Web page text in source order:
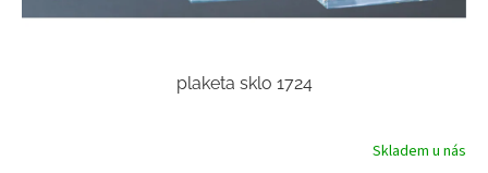
plaketa sklo 1724
Skladem u nás